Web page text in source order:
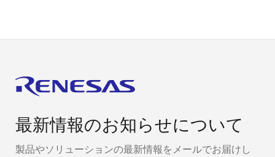
最新情報のお知らせについて
製品やソリューションの最新情報をメールでお届けし